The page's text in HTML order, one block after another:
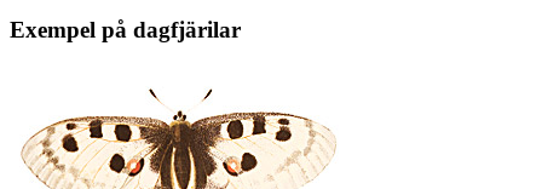
Exempel på dagfjärilar